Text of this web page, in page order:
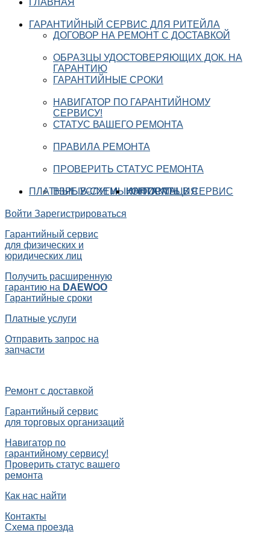
ГЛАВНАЯ
ГАРАНТИЙНЫЙ СЕРВИС ДЛЯ РИТЕЙЛА
ДОГОВОР НА РЕМОНТ С ДОСТАВКОЙ
ОБРАЗЦЫ УДОСТОВЕРЯЮЩИХ ДОК. НА
ГАРАНТИЮ
ГАРАНТИЙНЫЕ СРОКИ
НАВИГАТОР ПО ГАРАНТИЙНОМУ
СЕРВИСУ!
СТАТУС ВАШЕГО РЕМОНТА
ПРАВИЛА РЕМОНТА
ПРОВЕРИТЬ СТАТУС РЕМОНТА
ПЛАТНЫЕ УСЛУГИ ИНФОРМАЦИЯ
ВЗРЫВ-СХЕМЫ КОНТАКТЫ
НАПИСАТЬ В СЕРВИС
Войти Зарегистрироваться
Гарантийный сервис
для физических и
юридических лиц
Получить расширенную
гарантию на DAEWOO
Гарантийные сроки
Платные услуги
Отправить запрос на
запчасти
Ремонт с доставкой
Гарантийный сервис
для торговых организаций
Навигатор по
гарантийному сервису!
Проверить статус вашего
ремонта
Как нас найти
Контакты
Схема проезда